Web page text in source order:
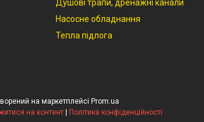
Душові трапи, дренажні канали
Насосне обладнання
Тепла підлога
на маркетплейсі Prom.ua
на контент | Політика конфіденційності